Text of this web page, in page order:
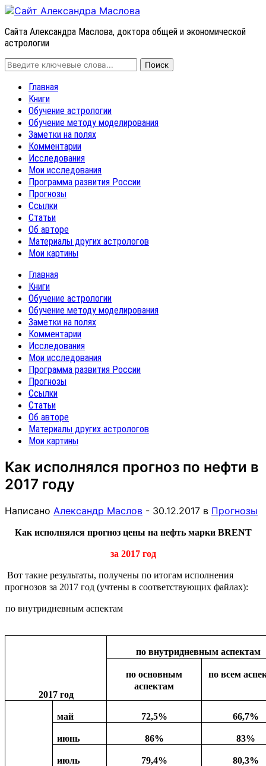
Сайта Александра Маслова, доктора общей и экономической
астрологии
Главная
Книги
Обучение астрологии
Обучение методу моделирования
Заметки на полях
Комментарии
Исследования
Мои исследования
Программа развития России
Прогнозы
Ссылки
Статьи
Об авторе
Материалы других астрологов
Мои картины
Главная
Книги
Обучение астрологии
Обучение методу моделирования
Заметки на полях
Комментарии
Исследования
Мои исследования
Программа развития России
Прогнозы
Ссылки
Статьи
Об авторе
Материалы других астрологов
Мои картины
Как исполнялся прогноз по нефти в
2017 году
Написано Александр Маслов - 30.12.2017 в Прогнозы
Как исполнялся прогноз цены на нефть марки BRENT
за 2017 год
Вот такие результаты, получены по итогам исполнения
прогнозов за 2017 год (учтены в соответствующих файлах):
по внутридневным аспектам
2017 год
по внутридневным аспектам
по основным
аспектам
по всем
май 72,5% 66,7%
июнь 86% 83%
июль 79,4% 80,3%